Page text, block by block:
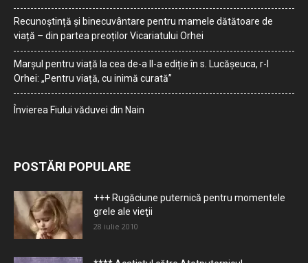
Recunoștință și binecuvântare pentru mamele dătătoare de
viață – din partea preoților Vicariatului Orhei
Marșul pentru viață la cea de-a II-a ediție în s. Lucășeuca, r-l
Orhei: „Pentru viață, cu inimă curată”
Învierea Fiului văduvei din Nain
POSTĂRI POPULARE
+++ Rugăciune puternică pentru momentele
grele ale vieţii
28 iulie 2010